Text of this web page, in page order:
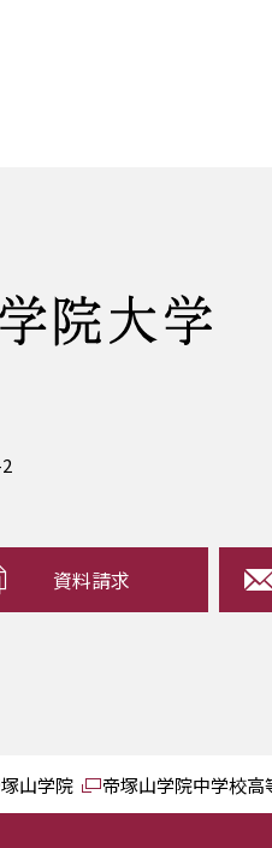
資料請求
山学院 帝塚山学院中学校高